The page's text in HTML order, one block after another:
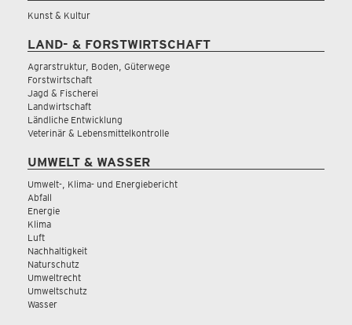
Kunst & Kultur
LAND- & FORSTWIRTSCHAFT
Agrarstruktur, Boden, Güterwege
Forstwirtschaft
Jagd & Fischerei
Landwirtschaft
Ländliche Entwicklung
Veterinär & Lebensmittelkontrolle
UMWELT & WASSER
Umwelt-, Klima- und Energiebericht
Abfall
Energie
Klima
Luft
Nachhaltigkeit
Naturschutz
Umweltrecht
Umweltschutz
Wasser